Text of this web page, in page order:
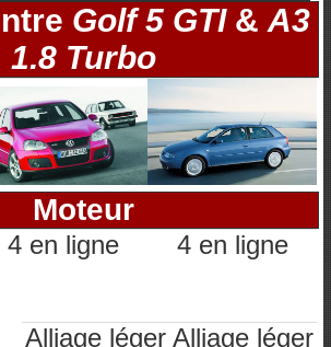
Golf 5 GTI& A3
1.8 Turbo
Moteur
4 en ligne 4 en ligne
Alliage léger Alliage léger